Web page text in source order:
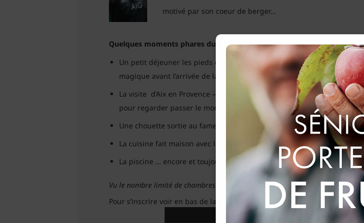
motivé par son coeur de berger…
Quelques moments phares du camp
Un petit déjeuner les pieds dans l’eau ! Une sortie matinale en
magique avant l’arrivée de la foule et la grosse chaleur
La visite d’Aix en Provence – ville d’eau et d’art – très animé le jour
pour regarder passer le monde.
Une chouette sortie au fameux glacier de Miramas le vieux pour
La cuisine fait maison avec les produits du terroir.
La piscine … encore et toujours la piscine !
Vu le nombre limité de chambres seules – dans la mesure de possible
Pour s’inscrire voir en bas de la page